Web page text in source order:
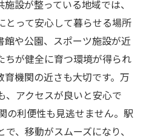
設が整っている地域では、
とって安心して暮らせる場所
館や公園、スポーツ施設が近
ちが健全に育つ環境が得られ
育機関の近さも大切です。万
、アクセスが良いと安心で
の利便性も見逃せません。駅
、移動がスムーズになり、